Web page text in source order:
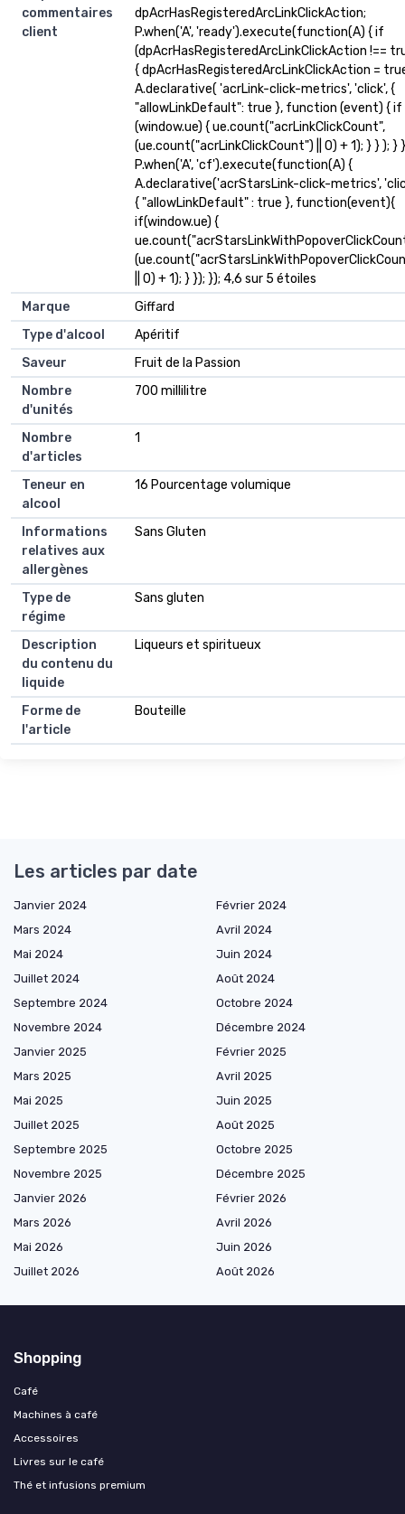
commentaires
client
dpAcrHasRegisteredArcLinkClickAction;
P.when('A', 'ready').execute(function(A) { if
(dpAcrHasRegisteredArcLinkClickAction !==
{ dpAcrHasRegisteredArcLinkClickAction =
A.declarative( 'acrLink-click-metrics', 'click', {
"allowLinkDefault": true }, function (event) { if
(window.ue) { ue.count("acrLinkClickCount",
(ue.count("acrLinkClickCount") || 0) + 1); } } ); }
P.when('A', 'cf').execute(function(A) {
A.declarative('acrStarsLink-click-metrics',
{ "allowLinkDefault" : true }, function(event){
if(window.ue) {
|| 0) + 1); } }); }); 4,6 sur 5 étoiles
Marque
Giffard
Type d'alcool
Apéritif
Saveur
Fruit de la Passion
Nombre
d'unités
700 millilitre
Nombre
d'articles
1
Teneur en
alcool
16 Pourcentage volumique
Informations
relatives aux
allergènes
Sans Gluten
Type de
régime
Sans gluten
Description
du contenu du
liquide
Liqueurs et spiritueux
Forme de
l'article
Bouteille
Les articles par date
Janvier 2024
Février 2024
Mars 2024
Avril 2024
Mai 2024
Juin 2024
Juillet 2024
Août 2024
Septembre 2024
Octobre 2024
Novembre 2024
Décembre 2024
Janvier 2025
Février 2025
Mars 2025
Avril 2025
Mai 2025
Juin 2025
Juillet 2025
Août 2025
Septembre 2025
Octobre 2025
Novembre 2025
Décembre 2025
Janvier 2026
Février 2026
Mars 2026
Avril 2026
Mai 2026
Juin 2026
Juillet 2026
Août 2026
Shopping
Café
Machines à café
Accessoires
Livres sur le café
Thé et infusions premium